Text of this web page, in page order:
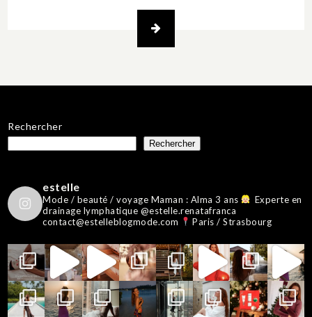
Rechercher
Rechercher
estelle
Mode / beauté / voyage Maman : Alma 3 ans
Experte en
drainage lymphatique @estelle.renatafranca
contact@estelleblogmode.com
Paris / Strasbourg